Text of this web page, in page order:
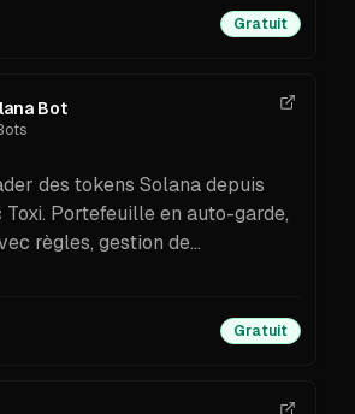
en SOL, les scanners, lesGratuit
Bot
des tokens Solana depuis
Portefeuille en auto-garde,
règles, gestion de
plus une API de trading
Gratuit